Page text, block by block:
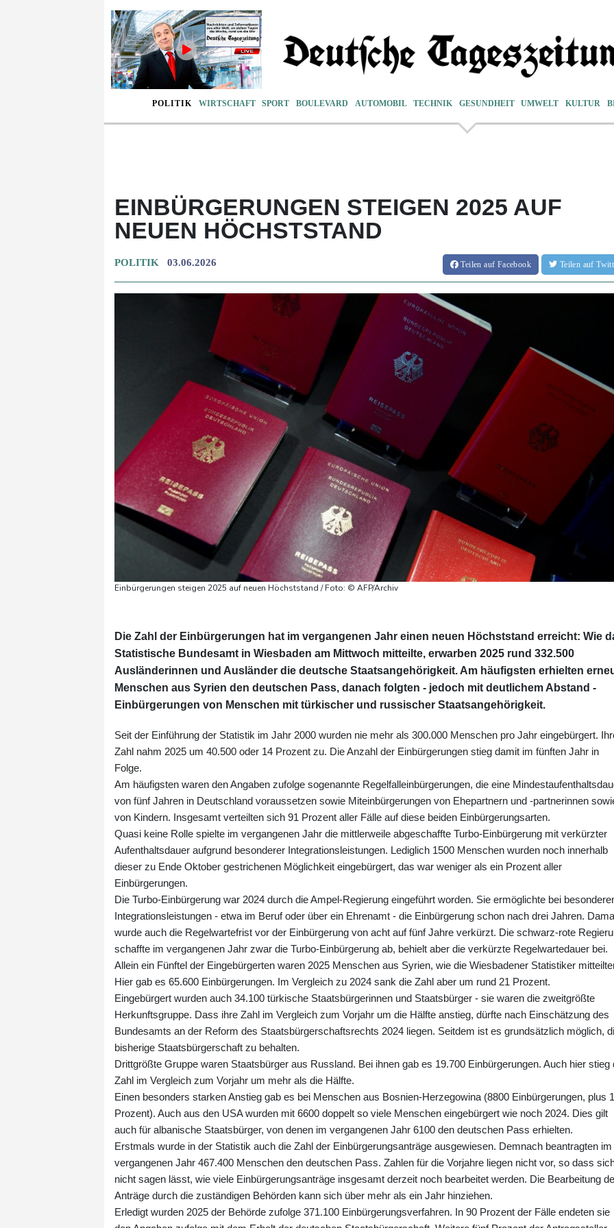
POLITIK WIRTSCHAFT SPORT BOULEVARD AUTOMOBIL TECHNIK GESUNDHEIT UMWELT KULTUR
EINBÜRGERUNGEN STEIGEN 2025 AUF
NEUEN HÖCHSTSTAND
POLITIK 03.06.2026 Teilenauf Facebook Teilen auf
Einbürgerungen steigen 2025 auf neuen Höchststand / Foto: © AFP/Archiv
Die Zahl der Einbürgerungen hat im vergangenen Jahr einen neuen Höchststand erreicht: Wie
Statistische Bundesamt in Wiesbaden am Mittwoch mitteilte, erwarben 2025 rund 332.500
Ausländerinnen und Ausländer die deutsche Staatsangehörigkeit. Am häufigsten erhielten
Menschen aus Syrien den deutschen Pass, danach folgten - jedoch mit deutlichem Abstand -
Einbürgerungen von Menschen mit türkischer und russischer Staatsangehörigkeit.
Seit der Einführung der Statistik im Jahr 2000 wurden nie mehr als 300.000 Menschen pro Jahr eingebürgert.
Zahl nahm 2025 um 40.500 oder 14 Prozent zu. Die Anzahl der Einbürgerungen stieg damit im fünften Jahr in
Folge.
Am häufigsten waren den Angaben zufolge sogenannte Regelfalleinbürgerungen, die eine
von fünf Jahren in Deutschland voraussetzen sowie Miteinbürgerungen von Ehepartnern und -partnerinnen
von Kindern. Insgesamt verteilten sich 91 Prozent aller Fälle auf diese beiden Einbürgerungsarten.
Quasi keine Rolle spielte im vergangenen Jahr die mittlerweile abgeschaffte Turbo-Einbürgerung mit verkürzter
Aufenthaltsdauer aufgrund besonderer Integrationsleistungen. Lediglich 1500 Menschen wurden noch innerhalb
dieser zu Ende Oktober gestrichenen Möglichkeit eingebürgert, das war weniger als ein Prozent aller
Einbürgerungen.
Die Turbo-Einbürgerung war 2024 durch die Ampel-Regierung eingeführt worden. Sie ermöglichte bei
Integrationsleistungen - etwa im Beruf oder über ein Ehrenamt - die Einbürgerung schon nach drei Jahren.
wurde auch die Regelwartefrist vor der Einbürgerung von acht auf fünf Jahre verkürzt. Die schwarz-rote
schaffte im vergangenen Jahr zwar die Turbo-Einbürgerung ab, behielt aber die verkürzte Regelwartedauer bei.
Allein ein Fünftel der Eingebürgerten waren 2025 Menschen aus Syrien, wie die Wiesbadener Statistiker
Hier gab es 65.600 Einbürgerungen. Im Vergleich zu 2024 sank die Zahl aber um rund 21 Prozent.
Eingebürgert wurden auch 34.100 türkische Staatsbürgerinnen und Staatsbürger - sie waren die zweitgrößte
Herkunftsgruppe. Dass ihre Zahl im Vergleich zum Vorjahr um die Hälfte anstieg, dürfte nach Einschätzung des
Bundesamts an der Reform des Staatsbürgerschaftsrechts 2024 liegen. Seitdem ist es grundsätzlich möglich,
bisherige Staatsbürgerschaft zu behalten.
Drittgrößte Gruppe waren Staatsbürger aus Russland. Bei ihnen gab es 19.700 Einbürgerungen. Auch hier stieg
Zahl im Vergleich zum Vorjahr um mehr als die Hälfte.
Einen besonders starken Anstieg gab es bei Menschen aus Bosnien-Herzegowina (8800 Einbürgerungen, plus
Prozent). Auch aus den USA wurden mit 6600 doppelt so viele Menschen eingebürgert wie noch 2024. Dies gilt
auch für albanische Staatsbürger, von denen im vergangenen Jahr 6100 den deutschen Pass erhielten.
Erstmals wurde in der Statistik auch die Zahl der Einbürgerungsanträge ausgewiesen. Demnach beantragten im
vergangenen Jahr 467.400 Menschen den deutschen Pass. Zahlen für die Vorjahre liegen nicht vor, so dass
nicht sagen lässt, wie viele Einbürgerungsanträge insgesamt derzeit noch bearbeitet werden. Die Bearbeitung
Anträge durch die zuständigen Behörden kann sich über mehr als ein Jahr hinziehen.
Erledigt wurden 2025 der Behörde zufolge 371.100 Einbürgerungsverfahren. In 90 Prozent der Fälle endeten sie